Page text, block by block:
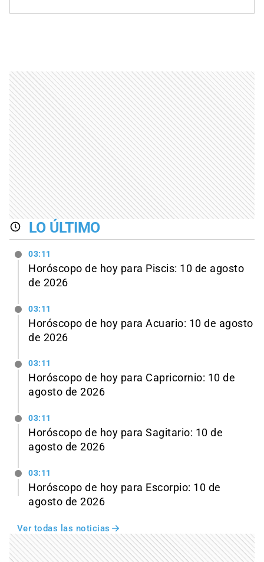
LO ÚLTIMO
03:11
Horóscopo de hoy para Piscis: 10 de agosto
de 2026
03:11
Horóscopo de hoy para Acuario: 10 de agosto
de 2026
03:11
Horóscopo de hoy para Capricornio: 10 de
agosto de 2026
03:11
Horóscopo de hoy para Sagitario: 10 de
agosto de 2026
03:11
Horóscopo de hoy para Escorpio: 10 de
agosto de 2026
Ver todas las noticias